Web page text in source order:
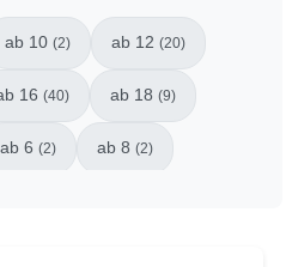
ab 10 (2) ab 12 (20)
16 (40) ab 18 (9)
ab 6 (2) ab 8 (2)